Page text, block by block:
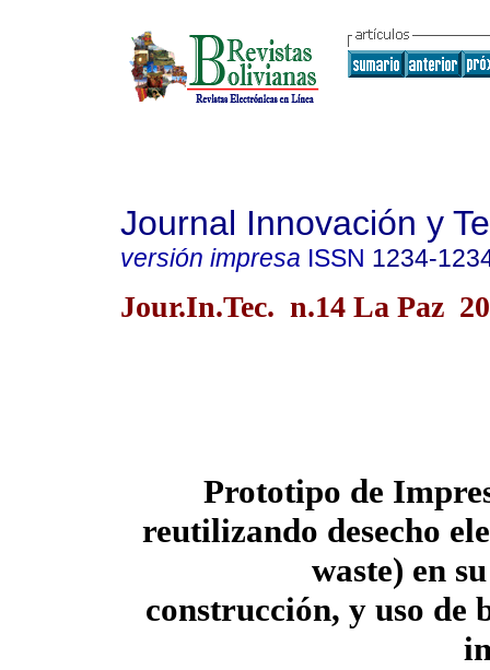
Journal Innovación y
versión impresa ISSN 1234-
Jour.In.Tec. n.14 La Paz
Prototipo de
reutilizando desecho
waste) en su
construcción, y uso de